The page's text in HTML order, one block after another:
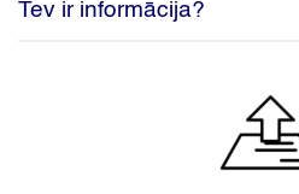
Tev ir informācija?